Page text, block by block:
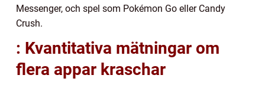
Messenger, och spel som Pokémon Go eller Candy
Crush.
: Kvantitativa mätningar om
flera appar kraschar